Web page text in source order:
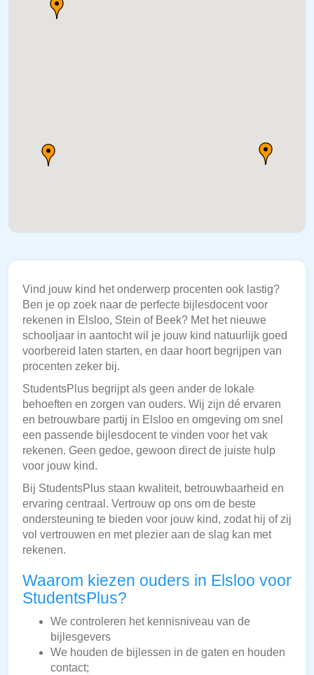
Vind jouw kind het onderwerp procenten ook lastig?
Ben je op zoek naar de perfecte bijlesdocent voor
rekenen in Elsloo, Stein of Beek? Met het nieuwe
schooljaar in aantocht wil je jouw kind natuurlijk goed
voorbereid laten starten, en daar hoort begrijpen van
procenten zeker bij.
StudentsPlus begrijpt als geen ander de lokale
behoeften en zorgen van ouders. Wij zijn dé ervaren
en betrouwbare partij in Elsloo en omgeving om snel
een passende bijlesdocent te vinden voor het vak
rekenen. Geen gedoe, gewoon direct de juiste hulp
voor jouw kind.
Bij StudentsPlus staan kwaliteit, betrouwbaarheid en
ervaring centraal. Vertrouw op ons om de beste
ondersteuning te bieden voor jouw kind, zodat hij of zij
vol vertrouwen en met plezier aan de slag kan met
rekenen.
Waarom kiezen ouders in Elsloo voor
StudentsPlus?
We controleren het kennisniveau van de
bijlesgevers
We houden de bijlessen in de gaten en houden
contact;